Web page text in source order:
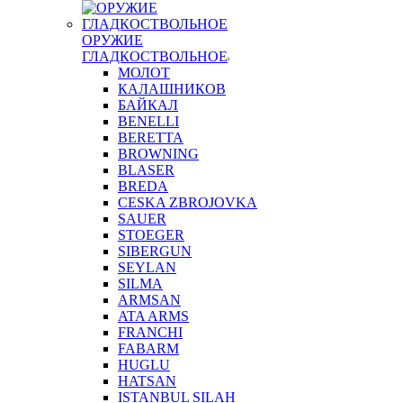
ОРУЖИЕ
ГЛАДКОСТВОЛЬНОЕ
МОЛОТ
КАЛАШНИКОВ
БАЙКАЛ
BENELLI
BERETTA
BROWNING
BLASER
BREDA
CESKA ZBROJOVKA
SAUER
STOEGER
SIBERGUN
SEYLAN
SILMA
ARMSAN
ATA ARMS
FRANCHI
FABARM
HUGLU
HATSAN
ISTANBUL SILAH